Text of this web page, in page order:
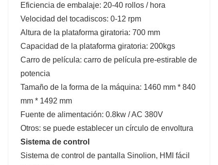
Eficiencia de embalaje: 20-40 rollos / hora
Velocidad del tocadiscos: 0-12 rpm
Altura de la plataforma giratoria: 700 mm
Capacidad de la plataforma giratoria: 200kgs
Carro de película: carro de película pre-estirable de
potencia
Tamaño de la forma de la máquina: 1460 mm * 840
mm * 1492 mm
Fuente de alimentación: 0.8kw / AC 380V
Otros: se puede establecer un círculo de envoltura
Sistema de control
Sistema de control de pantalla Sinolion, HMI fácil